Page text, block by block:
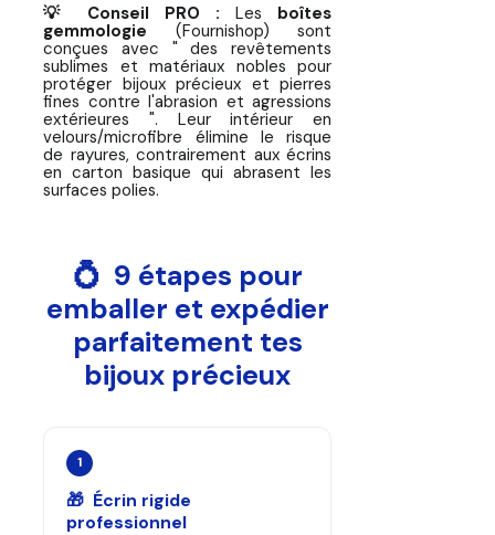
💡 Conseil PRO : Les boîtes
gemmologie (Fournishop) sont
conçues avec " des revêtements
sublimes et matériaux nobles pour
protéger bijoux précieux et pierres
fines contre l'abrasion et agressions
extérieures ". Leur intérieur en
velours/microfibre élimine le risque
de rayures, contrairement aux écrins
en carton basique qui abrasent les
surfaces polies.
💍 9 étapes pour
emballer et expédier
parfaitement tes
bijoux précieux
1
🎁 Écrin rigide
professionnel